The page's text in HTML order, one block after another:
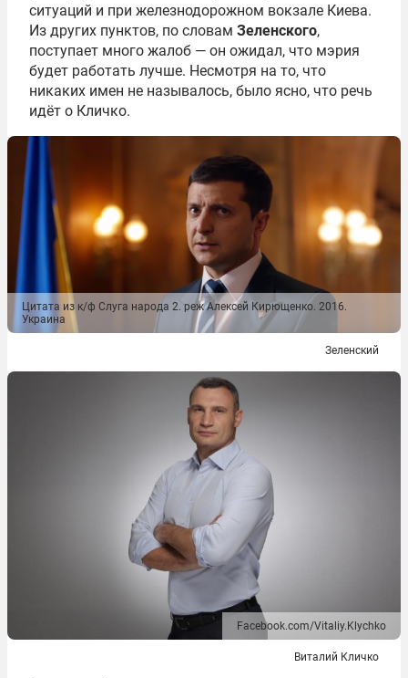
ситуаций и при железнодорожном вокзале Киева.
Из других пунктов, по словам Зеленского,
поступает много жалоб — он ожидал, что мэрия
будет работать лучше. Несмотря на то, что
никаких имен не называлось, было ясно, что речь
идёт о Кличко.
Цитата из к/ф Слуга народа 2. реж Алексей Кирющенко. 2016.
Украина
Зеленский
Facebook.com/Vitaliy.Klychko
Виталий Кличко